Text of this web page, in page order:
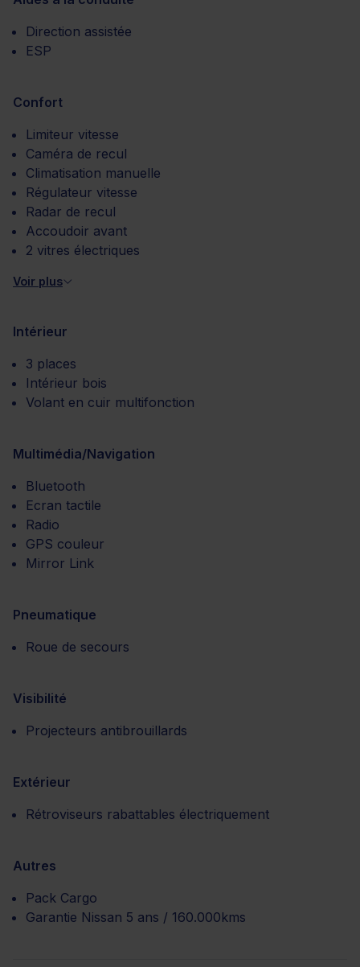
Direction assistée
ESP
Confort
Limiteur vitesse
Caméra de recul
Climatisation manuelle
Régulateur vitesse
Radar de recul
Accoudoir avant
2 vitres électriques
Voir plus
Intérieur
3 places
Intérieur bois
Volant en cuir multifonction
Multimédia/Navigation
Bluetooth
Ecran tactile
Radio
GPS couleur
Mirror Link
Pneumatique
Roue de secours
Visibilité
Projecteurs antibrouillards
Extérieur
Rétroviseurs rabattables électriquement
Autres
Pack Cargo
Garantie Nissan 5 ans / 160.000kms